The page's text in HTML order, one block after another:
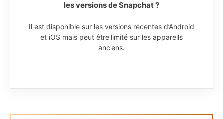
les versions de Snapchat ?
Il est disponible sur les versions récentes d’Android
et iOS mais peut être limité sur les appareils
anciens.